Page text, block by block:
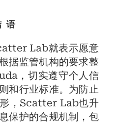
语
Lab就表示愿意
据监管机构的要求整
，切实遵守个人信
和行业标准。为防止
，Scatter Lab也升
保护的合规机制，包